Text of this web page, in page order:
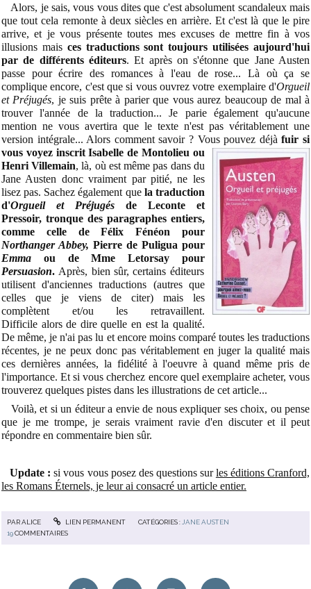
Alors, je sais, vous vous dites que c'est absolument scandaleux mais
que tout cela remonte à deux siècles en arrière. Et c'est là que le pire
arrive, et je vous présente toutes mes excuses de mettre fin à vos
illusions mais ces traductions sont toujours utilisées aujourd'hui
par de différents éditeurs. Et après on s'étonne que Jane Austen
passe pour écrire des romances à l'eau de rose... Là où ça se
complique encore, c'est que si vous ouvrez votre exemplaire d'Orgueil
et Préjugés, je suis prête à parier que vous aurez beaucoup de mal à
trouver l'année de la traduction... Je parie également qu'aucune
mention ne vous avertira que le texte n'est pas véritablement une
version intégrale... Alors comment savoir ? Vous pouvez déjàfuir si
vous voyez inscrit Isabelle de Montolieu ou
Henri Villemain, là, où est même pas dans du
Jane Austen donc vraiment par pitié, ne les
lisez pas. Sachez également que la traduction
d'Orgueil et Préjugésde Leconte et
Pressoir, tronque des paragraphes entiers,
comme celle de Félix Fénéon pour
Northanger Abbey, Pierre de Puligua pour
Emma ou de Mme Letorsay pour
Persuasion. Après, bien sûr, certains éditeurs
utilisent d'anciennes traductions (autres que
celles que je viens de citer) mais les
complètent et/ou les retravaillent.
Difficile alors de dire quelle en est la qualité.
De même, je n'ai pas lu et encore moins comparé toutes les traductions
récentes, je ne peux donc pas véritablement en juger la qualité mais
ces dernières années, la fidélité à l'oeuvre à quand même pris de
l'importance. Et si vous cherchez encore quel exemplaire acheter, vous
trouverez quelques pistes dans les illustrations de cet article...
Voilà, et si un éditeur a envie de nous expliquer ses choix, ou pense
que je me trompe, je serais vraiment ravie d'en discuter et il peut
répondre en commentaire bien sûr.
Update : si vous vous posez des questions surles éditions Cranford,
les Romans Éternels, je leur ai consacré un article entier.
PARALICE LIEN PERMANENT CATÉGORIES : JANE AUSTEN
19COMMENTAIRES